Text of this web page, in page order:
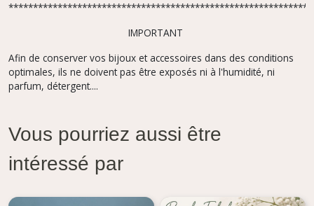
IMPORTANT
Afin de conserver vos bijoux et accessoires dans des conditions
optimales, ils ne doivent pas être exposés ni à l'humidité, ni
parfum, détergent....
Vous pourriez aussi être
intéressé par